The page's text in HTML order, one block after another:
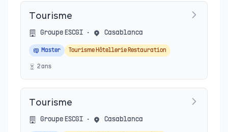
Tourisme
Groupe ESCGI • Casablanca
Master Tourisme Hôtellerie Restauration
2ans
Tourisme
Groupe ESCGI • Casablanca